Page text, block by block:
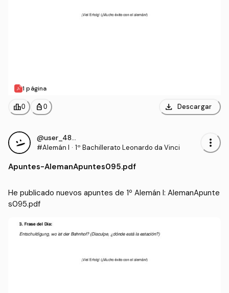
1 página
leaderboard0 personal_bag 0 download Descargar
@user_4855881
#Alemán I · 1º Bachillerato Leonardo da Vinci more_vert
Apuntes-AlemanApuntes095.pdf
He publicado nuevos apuntes de 1º Alemán I: AlemanApunte
s095.pdf